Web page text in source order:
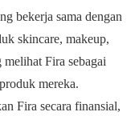
bekerja sama dengan
skincare, makeup,
Fira sebagai
mereka.
Fira secara finansial,